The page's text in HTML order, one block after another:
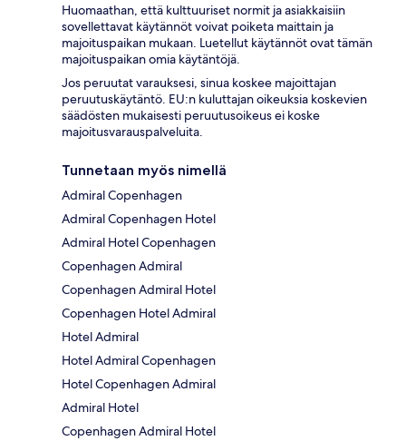
Huomaathan, että kulttuuriset normit ja asiakkaisiin
sovellettavat käytännöt voivat poiketa maittain ja
majoituspaikan mukaan. Luetellut käytännöt ovat tämän
majoituspaikan omia käytäntöjä.
Jos peruutat varauksesi, sinua koskee majoittajan
peruutuskäytäntö. EU:n kuluttajan oikeuksia koskevien
säädösten mukaisesti peruutusoikeus ei koske
majoitusvarauspalveluita.
Tunnetaan myös nimellä
Admiral Copenhagen
Admiral Copenhagen Hotel
Admiral Hotel Copenhagen
Copenhagen Admiral
Copenhagen Admiral Hotel
Copenhagen Hotel Admiral
Hotel Admiral
Hotel Admiral Copenhagen
Hotel Copenhagen Admiral
Admiral Hotel
Copenhagen Admiral Hotel